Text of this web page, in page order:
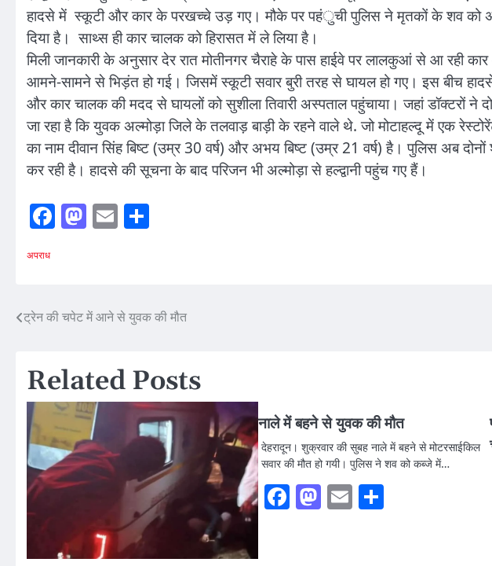
हादसे में स्कूटी और कार के परखच्चे उड़ गए। मौके पर पहंुची पुलिस ने मृतकों के शव को
दिया है। साथ्स ही कार चालक को हिरासत में ले लिया है।
मिली जानकारी के अनुसार देर रात मोतीनगर चैराहे के पास हाईवे पर लालकुआं से आ रही
आमने-सामने से भिड़ंत हो गई। जिसमें स्कूटी सवार बुरी तरह से घायल हो गए। इस बीच
और कार चालक की मदद से घायलों को सुशीला तिवारी अस्पताल पहुंचाया। जहां डॉक्टरों ने
जा रहा है कि युवक अल्मोड़ा जिले के तलवाड़ बाड़ी के रहने वाले थे. जो मोटाहल्दू में एक
का नाम दीवान सिंह बिष्ट (उम्र 30 वर्ष) और अभय बिष्ट (उम्र 21 वर्ष) है। पुलिस अब दोनों
कर रही है। हादसे की सूचना के बाद परिजन भी अल्मोड़ा से हल्द्वानी पहुंच गए हैं।
Facebook
Mastodon
Email
अपराध
Post
ट्रेन की चपेट में आने से युवक की मौत
Related Posts
नाले में बहने से युवक की मौत
देहरादून। शुक्रवार की सुबह नाले में बहने से मोटरसाईकिल
सवार की मौत हो गयी। पुलिस ने शव को कब्जे में…
Facebook
Mastodon
Email